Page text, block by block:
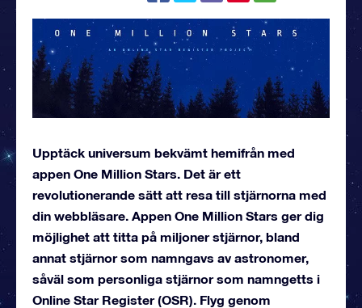
Upptäck universum bekvämt hemifrån med
appen One Million Stars. Det är ett
revolutionerande sätt att resa till stjärnorna med
din webbläsare. Appen One Million Stars ger dig
möjlighet att titta på miljoner stjärnor, bland
annat stjärnor som namngavs av astronomer,
såväl som personliga stjärnor som namngetts i
Online Star Register (OSR). Flyg genom